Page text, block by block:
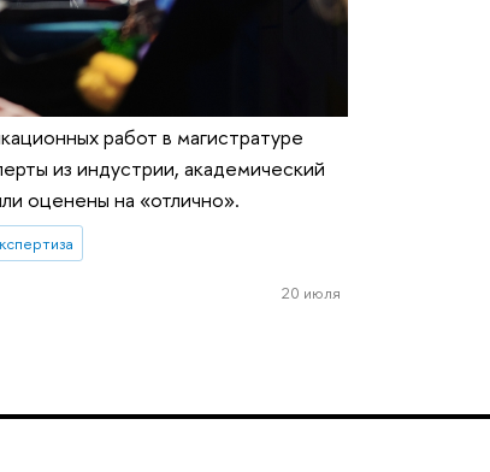
работ в магистратуре
из индустрии, академический
оценены на «отлично».
20 июля